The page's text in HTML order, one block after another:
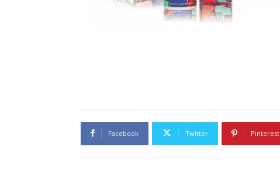
Facebook Twitter Pinterest